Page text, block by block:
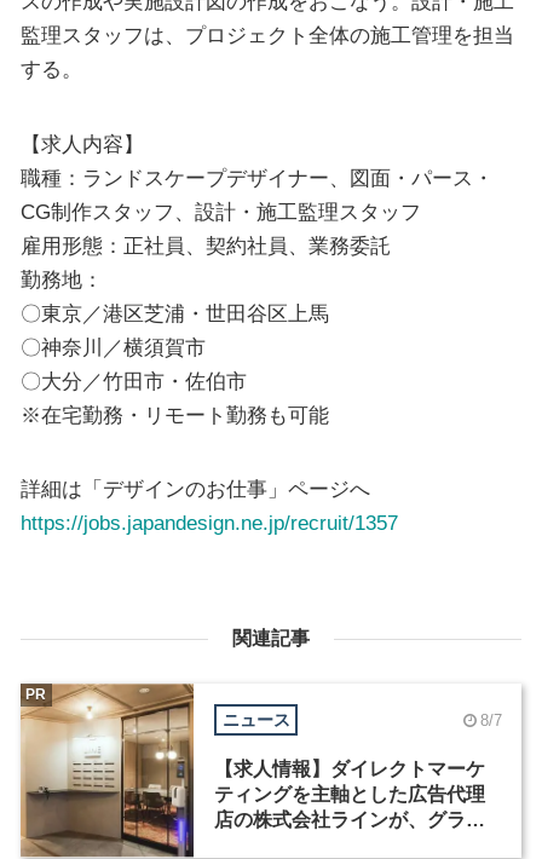
監理スタッフは、プロジェクト全体の施工管理を担当
する。
【求人内容】
職種：ランドスケープデザイナー、図面・パース・
CG制作スタッフ、設計・施工監理スタッフ
雇用形態：正社員、契約社員、業務委託
勤務地：
〇東京／港区芝浦・世田谷区上馬
〇神奈川／横須賀市
〇大分／竹田市・佐伯市
※在宅勤務・リモート勤務も可能
詳細は「デザインのお仕事」ページへ
https://jobs.japandesign.ne.jp/recruit/1357
関連記事
ニュース 8/7
【求人情報】ダイレクトマーケ
ティングを主軸とした広告代理
店の株式会社ラインが、グラフ
PR